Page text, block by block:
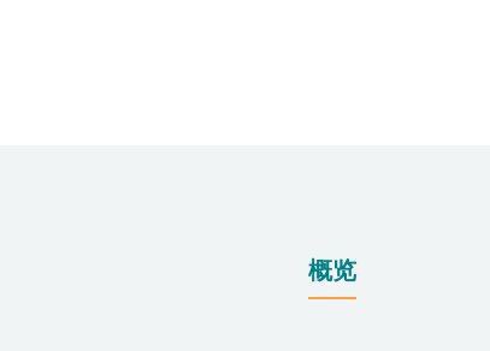
概览